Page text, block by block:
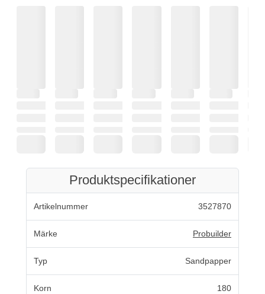
Produktspecifikationer
Artikelnummer 3527870
Märke Probuilder
Typ Sandpapper
Korn 180